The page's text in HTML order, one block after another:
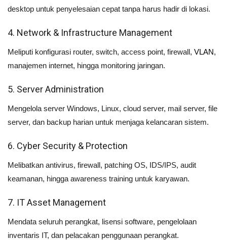
desktop untuk penyelesaian cepat tanpa harus hadir di lokasi.
4. Network & Infrastructure Management
Meliputi konfigurasi router, switch, access point, firewall, VLAN,
manajemen internet, hingga monitoring jaringan.
5. Server Administration
Mengelola server Windows, Linux, cloud server, mail server, file
server, dan backup harian untuk menjaga kelancaran sistem.
6. Cyber Security & Protection
Melibatkan antivirus, firewall, patching OS, IDS/IPS, audit
keamanan, hingga awareness training untuk karyawan.
7. IT Asset Management
Mendata seluruh perangkat, lisensi software, pengelolaan
inventaris IT, dan pelacakan penggunaan perangkat.